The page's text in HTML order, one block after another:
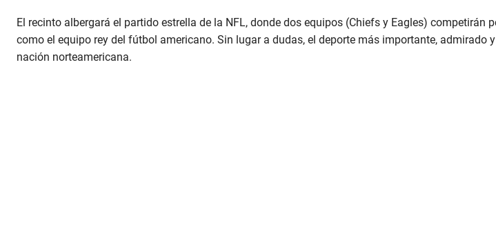
El recinto albergará el partido estrella de la NFL, donde dos equipos (Chiefs y Eagles) competirán
como el equipo rey del fútbol americano. Sin lugar a dudas, el deporte más importante, admirado
nación norteamericana.